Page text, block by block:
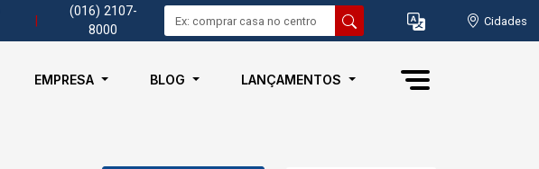
(016) 2107-
8000
Cidades
EMPRESA BLOG LANÇAMENTOS